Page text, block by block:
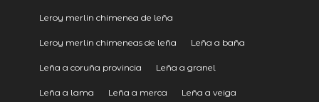
Leroy merlin chimenea de leña
Leroy merlin chimeneas de leña Leña a baña
Leña a coruña provincia Leña a granel
Leña a lama Leña a merca Leña a veiga